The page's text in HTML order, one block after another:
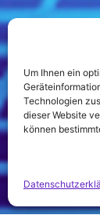
Um Ihnen ein
Technologien
dieser Website
können